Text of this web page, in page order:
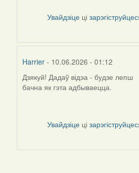
Увайдзіце ці
Harrier - 10.06.2026 - 01:12
Дзякуй! Дадаў відэа - будзе лепш
бачна як гэта адбываецца.
Увайдзіце ці